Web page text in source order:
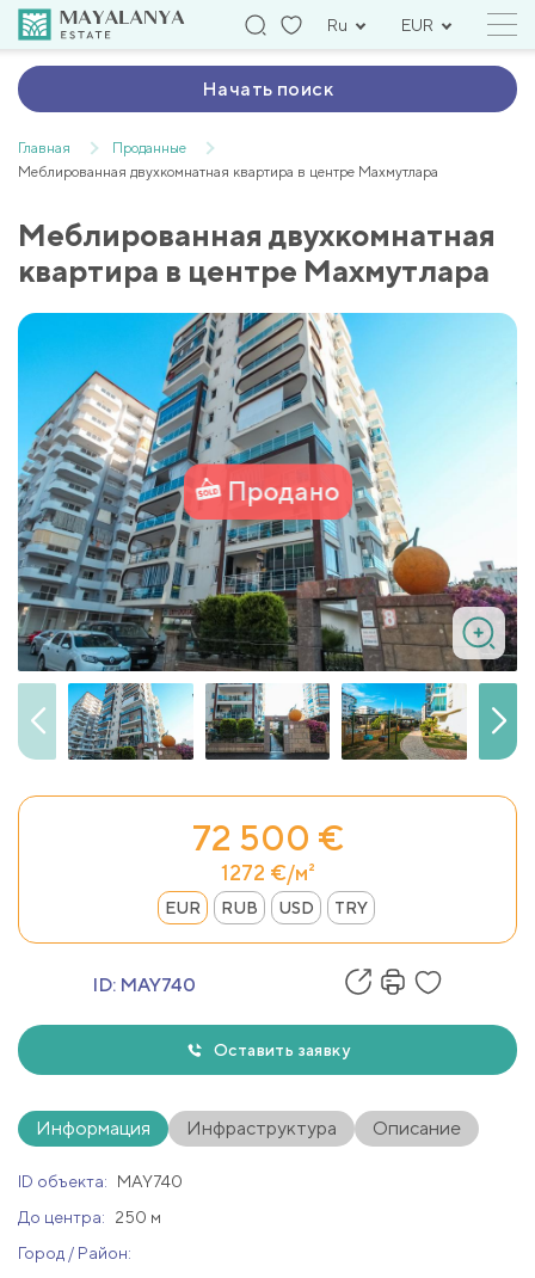
Ru EUR
Начать поиск
Главная
Проданные
Меблированная двухкомнатная квартира в центре Махмутлара
Меблированная двухкомнатная
квартира в центре Махмутлара
Продано
72 500 €
1272 €/м²
EUR RUB USD TRY
ID: MAY740
Оставить заявку
Информация Инфраструктура Описание
ID объекта:
MAY740
До центра:
250 м
Город / Район: